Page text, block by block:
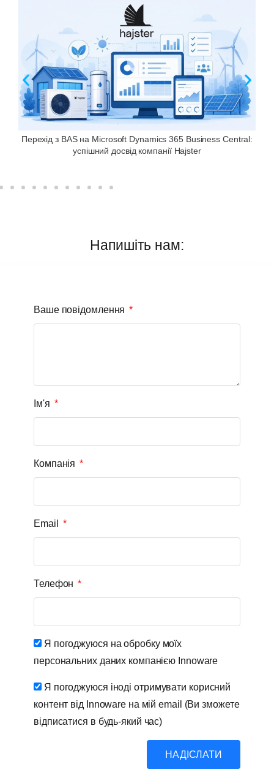
Перехід з BAS на Microsoft Dynamics 365 Business Central:
успішний досвід компанії Hajster
Напишіть нам:
Ваше повідомлення
Ім'я
Компанія
Email
Телефон
Я погоджуюся на обробку моїх
персональних даних компанією Innoware
Я погоджуюся іноді отримувати корисний
контент від Innoware на мій email (Ви зможете
відписатися в будь-який час)
НАДІСЛАТИ